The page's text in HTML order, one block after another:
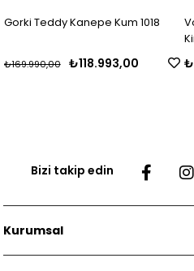
Gorki Teddy Kanepe Kum 1018
₺118.993,00
₺169.990,00
Bizi takip edin
Kurumsal